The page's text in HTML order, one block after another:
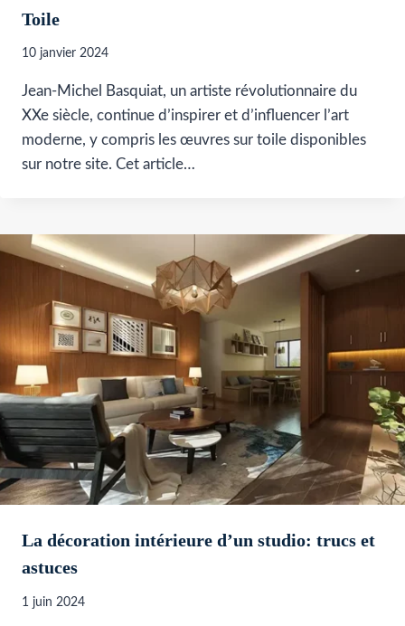
Toile
10 janvier 2024
Jean-Michel Basquiat, un artiste révolutionnaire du
XXe siècle, continue d’inspirer et d’influencer l’art
moderne, y compris les œuvres sur toile disponibles
sur notre site. Cet article…
La décoration intérieure d’un studio: trucs et
astuces
1 juin 2024